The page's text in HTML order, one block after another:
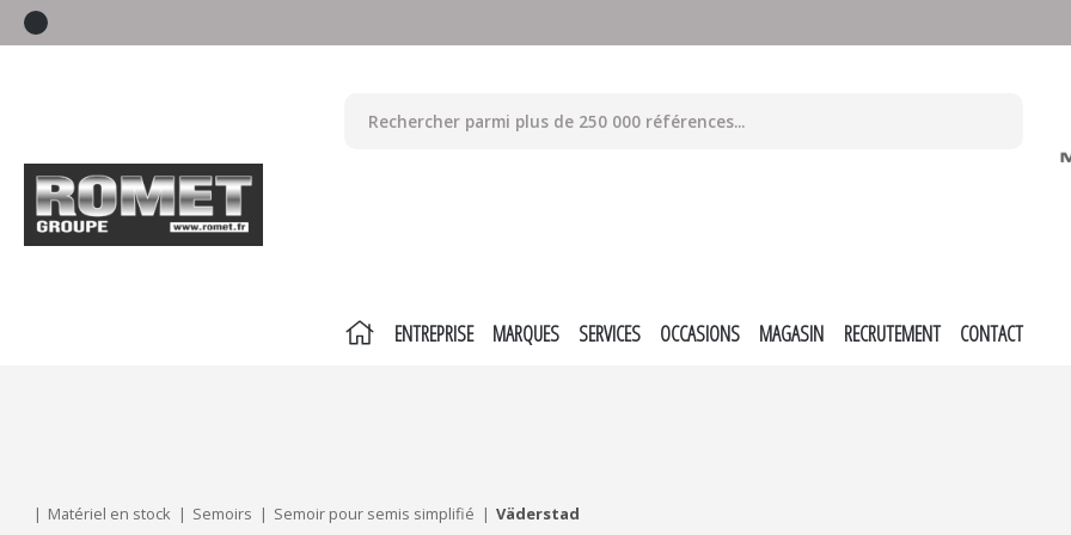
ENTREPRISE MARQUES SERVICES OCCASIONS MAGASIN RECRUTEMENT CONTACT
Matériel en stock Semoirs Semoir pour semis simplifié Väderstad